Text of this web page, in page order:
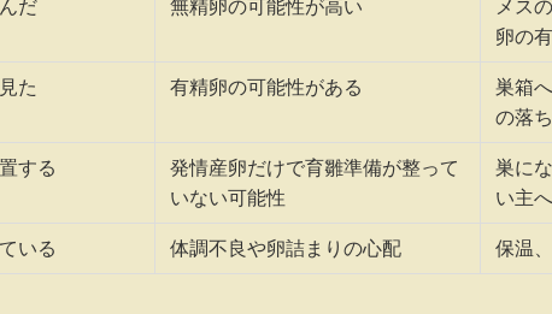
だ 無精卵の可能性が高い
メス
卵の
た 有精卵の可能性がある
巣箱
の落
する
発情産卵だけで育雛準備が整って
いない可能性
巣に
い主
いる 体調不良や卵詰まりの心配 保温